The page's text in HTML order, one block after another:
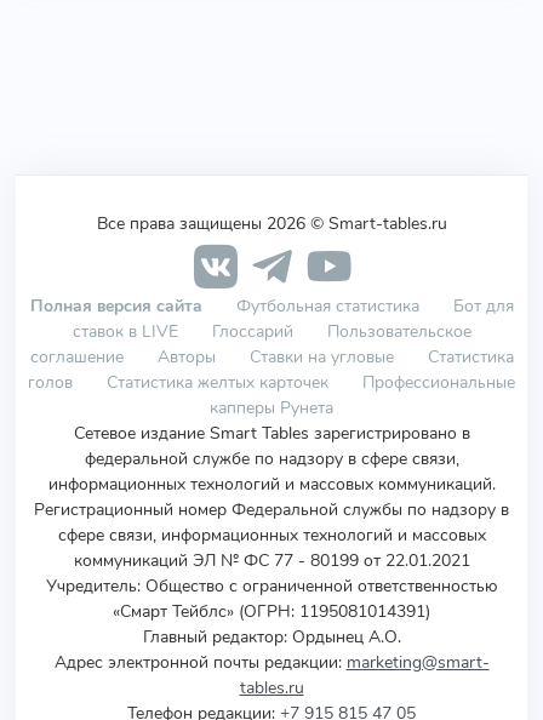
Все права защищены 2026 © Smart-tables.ru
Полная версия сайта Футбольная статистика
Бот для
ставок в LIVE
Глоссарий
Пользовательское
соглашение
Авторы Ставки на угловые
Статистика
голов
Статистика желтых карточек
Профессиональные
капперы Рунета
Сетевое издание Smart Tables зарегистрировано в
федеральной службе по надзору в сфере связи,
информационных технологий и массовых коммуникаций.
Регистрационный номер Федеральной службы по надзору в
сфере связи, информационных технологий и массовых
коммуникаций ЭЛ № ФС 77 - 80199 от 22.01.2021
Учредитель: Общество с ограниченной ответственностью
«Смарт Тейблс» (ОГРН: 1195081014391)
Главный редактор: Ордынец А.О.
Адрес электронной почты редакции: marketing@smart-
tables.ru
Телефон редакции: +7 915 815 47 05